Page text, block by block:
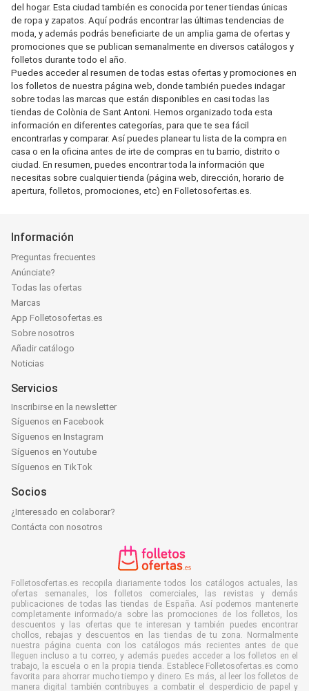
del hogar. Esta ciudad también es conocida por tener tiendas únicas
de ropa y zapatos. Aquí podrás encontrar las últimas tendencias de
moda, y además podrás beneficiarte de un amplia gama de ofertas y
promociones que se publican semanalmente en diversos catálogos y
folletos durante todo el año.
Puedes acceder al resumen de todas estas ofertas y promociones en
los folletos de nuestra página web, donde también puedes indagar
sobre todas las marcas que están disponibles en casi todas las
tiendas de Colònia de Sant Antoni. Hemos organizado toda esta
información en diferentes categorías, para que te sea fácil
encontrarlas y comparar. Así puedes planear tu lista de la compra en
casa o en la oficina antes de irte de compras en tu barrio, distrito o
ciudad. En resumen, puedes encontrar toda la información que
necesitas sobre cualquier tienda (página web, dirección, horario de
apertura, folletos, promociones, etc) en Folletosofertas.es.
Información
Preguntas frecuentes
Anúnciate?
Todas las ofertas
Marcas
App Folletosofertas.es
Sobre nosotros
Añadir catálogo
Noticias
Servicios
Inscribirse en la newsletter
Síguenos en Facebook
Síguenos en Instagram
Síguenos en Youtube
Síguenos en TikTok
Socios
¿Interesado en colaborar?
Contácta con nosotros
Folletosofertas.es recopila diariamente todos los catálogos actuales, las
ofertas semanales, los folletos comerciales, las revistas y demás
publicaciones de todas las tiendas de España. Así podemos mantenerte
completamente informado/a sobre las promociones de los folletos, los
descuentos y las ofertas que te interesan y también puedes encontrar
chollos, rebajas y descuentos en las tiendas de tu zona. Normalmente
nuestra página cuenta con los catálogos más recientes antes de que
lleguen incluso a tu correo, y además puedes acceder a los folletos en el
trabajo, la escuela o en la propia tienda. Establece Folletosofertas.es como
favorita para ahorrar mucho tiempo y dinero. Es más, al leer los folletos de
manera digital también contribuyes a combatir el desperdicio de papel y